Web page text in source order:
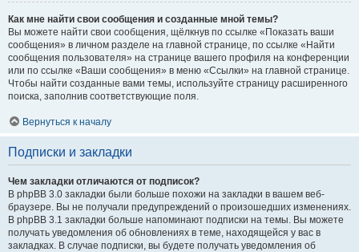
Как мне найти свои сообщения и созданные мной темы?
Вы можете найти свои сообщения, щёлкнув по ссылке «Показать ваши
сообщения» в личном разделе на главной странице, по ссылке «Найти
сообщения пользователя» на странице вашего профиля на конференции
или по ссылке «Ваши сообщения» в меню «Ссылки» на главной странице.
Чтобы найти созданные вами темы, используйте страницу расширенного
поиска, заполнив соответствующие поля.
Вернуться к началу
Подписки и закладки
Чем закладки отличаются от подписок?
В phpBB 3.0 закладки были больше похожи на закладки в вашем веб-
браузере. Вы не получали предупреждений о произошедших изменениях.
В phpBB 3.1 закладки больше напоминают подписки на темы. Вы можете
получать уведомления об обновлениях в теме, находящейся у вас в
закладках. В случае подписки, вы будете получать уведомления об